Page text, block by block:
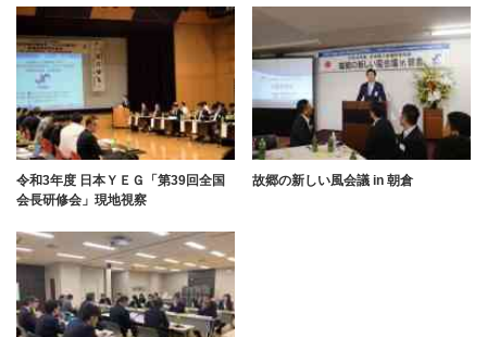
令和3年度 日本ＹＥＧ「第39回全国
会長研修会」現地視察
故郷の新しい風会議 in 朝倉